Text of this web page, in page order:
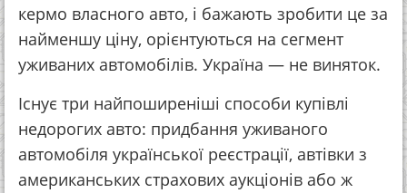
кермо власного авто, і бажають зробити це за
найменшу ціну, орієнтуються на сегмент
уживаних автомобілів. Україна — не виняток.
Існує три найпоширеніші способи купівлі
недорогих авто: придбання уживаного
автомобіля української реєстрації, автівки з
американських страхових аукціонів або ж